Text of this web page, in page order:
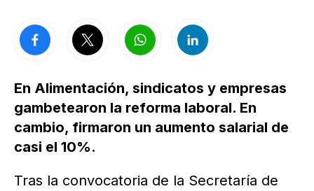
En Alimentación, sindicatos y empresas
gambetearon la reforma laboral. En
cambio, firmaron un aumento salarial de
casi el 10%.
Tras la convocatoria de la Secretaría de